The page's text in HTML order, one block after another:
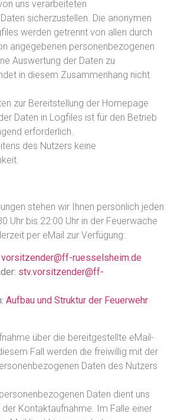
uns verarbeiteten
sicherzustellen. Die anonymen
werden getrennt von allen durch
angegebenen personenbezogenen
Auswertung der Daten zu
in diesem Zusammenhang nicht
zur Bereitstellung der Homepage
Daten in Logfiles ist für den Betrieb
erforderlich.
des Nutzers keine
stehen wir Ihnen persönlich jeden
Uhr bis 22:00 Uhr in der Feuerwache
per eMail zur Verfügung:
vorsitzender@ff-ruesselsheim.de
stv.vorsitzender@ff-
Aufbau und Struktur der Feuerwehr
über die bereitgestellte eMail-
Fall werden die freiwillig mit der
Daten des Nutzers
Daten dient uns
der Kontaktaufnahme. Im Falle einer